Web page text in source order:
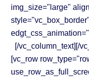
img_size="large"
style="vc_box_border"
[/vc_column_text][/
[vc_row